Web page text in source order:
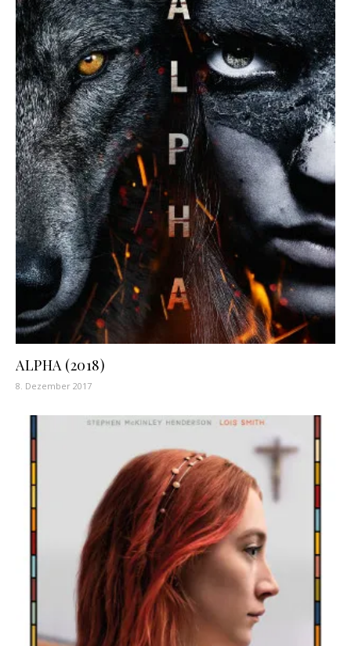
ALPHA (2018)
8. Dezember 2017